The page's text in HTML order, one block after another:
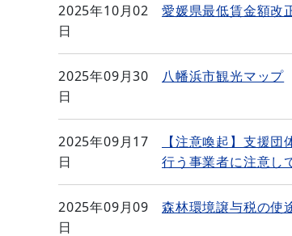
2025年10月02
日
愛媛県最低賃金額改
2025年09月30
日
八幡浜市観光マップ
2025年09月17
日
【注意喚起】支援
行う事業者に注意し
2025年09月09
日
森林環境譲与税の使